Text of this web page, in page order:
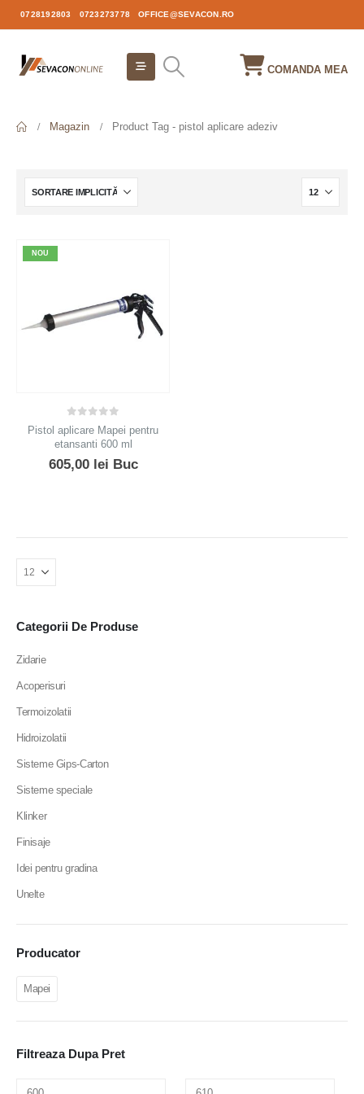
0728192803 0723273778 OFFICE@SEVACON.RO
COMANDA MEA
Magazin Product Tag - pistol aplicare adeziv
NOU
0 out of 5
Pistol aplicare Mapei pentru
etansanti 600 ml
605,00 lei Buc
Categorii De Produse
Zidarie
Acoperisuri
Termoizolatii
Hidroizolatii
Sisteme Gips-Carton
Sisteme speciale
Klinker
Finisaje
Idei pentru gradina
Unelte
Producator
Mapei
Filtreaza Dupa Pret